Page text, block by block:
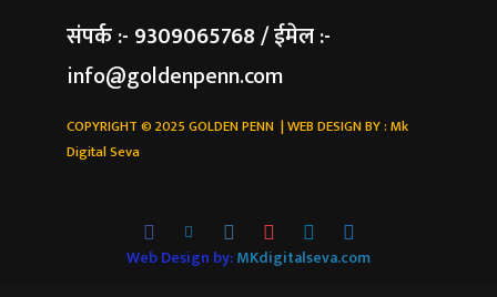
संपर्क :- 9309065768 / ईमेल :-
info@goldenpenn.com
COPYRIGHT © 2025 GOLDEN PENN | WEB DESIGN BY :Mk
Digital Seva
Web Design by:MKdigitalseva.com